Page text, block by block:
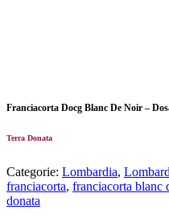
Franciacorta Docg Blanc De Noir –
Terra Donata
Categorie: Lombardia,
franciacorta, franciacorta blanc
donata